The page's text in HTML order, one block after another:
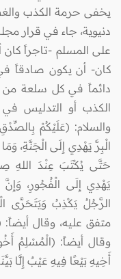
يخفى حرمة الكذب
على المسلم -تاجراً
كان- أن يكون صادقاً
دائماً في كل سلعة من
الكذب أو التدليس في
والسلام: (عَلَيْكُمْ
الْبِرَّ يَهْدِي إِلَى الْجَنَّةِ،
حَتَّى يُكْتَبَ عِنْدَ اللهِ
يَهْدِي إِلَى الْفُجُورِ، وَإِنَّ
الرَّجُلُ يَكْذِبُ وَيَتَحَرَّى
متفق عليه، وقال
وقال أيضاً: (الْمُسْلِمُ
أَخِيهِ بَيْعًا فِيهِ عَيْبٌ إِلَّا